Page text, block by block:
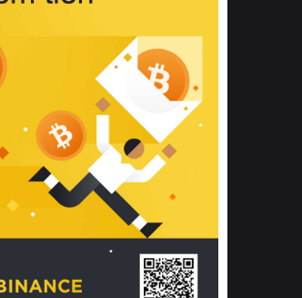
tế còn giúp ngăn ngừa tình trạng kích
khuẩn và nấm mốc trong điều kiện
thời tiết nóng ẩm. Bạn có thể tìm hiểu
thêm các nghiên cứu khoa học về tác
động của giấc ngủ và môi trường
phòng ngủ đối với sức khỏe con
người tại Sleep Foundation (External
Link) để có cái nhìn toàn diện hơn.
2. Các tiêu chí vàng khi lựa chọn
chăn ga gối đệm cao cấp cho phòng
ngủ
Để sở hữu một bộ chăn ga gối đệm
cao cấp hoàn hảo cả về thẩm mỹ lẫn
công năng, người tiêu dùng cần cân
nhắc kỹ lưỡng các tiêu chí quan trọng